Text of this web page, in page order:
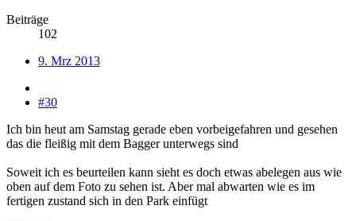
Beiträge
102
9. Mrz 2013
#30
Ich bin heut am Samstag gerade eben vorbeigefahren und gesehen
das die fleißig mit dem Bagger unterwegs sind
Soweit ich es beurteilen kann sieht es doch etwas abelegen aus wie
oben auf dem Foto zu sehen ist. Aber mal abwarten wie es im
fertigen zustand sich in den Park einfügt